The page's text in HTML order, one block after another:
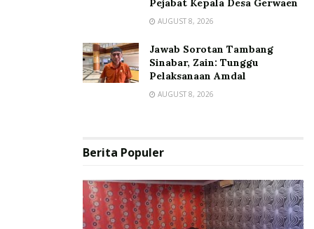
Pejabat Kepala Desa Gerwaen
AUGUST 8, 2026
Jawab Sorotan Tambang
Sinabar, Zain: Tunggu
Pelaksanaan Amdal
AUGUST 8, 2026
Berita Populer